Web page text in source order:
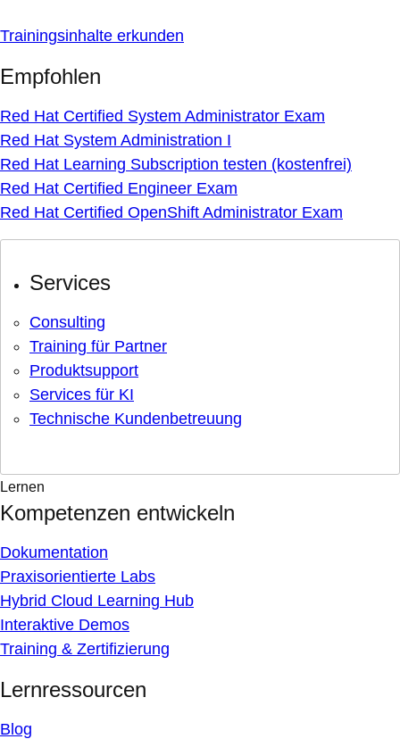
Trainingsinhalte erkunden
Empfohlen
Red Hat Certified System Administrator Exam
Red Hat System Administration I
Red Hat Learning Subscription testen (kostenfrei)
Red Hat Certified Engineer Exam
Red Hat Certified OpenShift Administrator Exam
Services
Consulting
Training für Partner
Produktsupport
Services für KI
Technische Kundenbetreuung
Lernen
Kompetenzen entwickeln
Dokumentation
Praxisorientierte Labs
Hybrid Cloud Learning Hub
Interaktive Demos
Training & Zertifizierung
Lernressourcen
Blog